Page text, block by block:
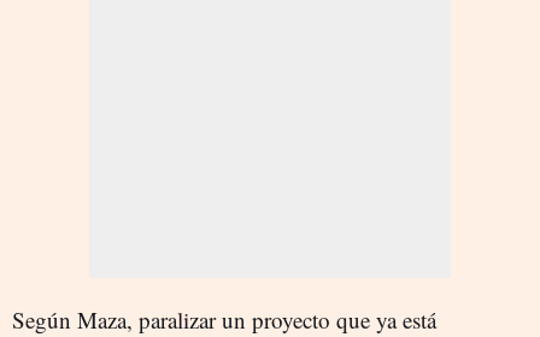
Según Maza, paralizar un proyecto que ya está